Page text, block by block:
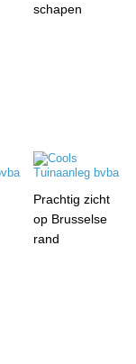
schapen
Prachtig zicht
op Brusselse
rand